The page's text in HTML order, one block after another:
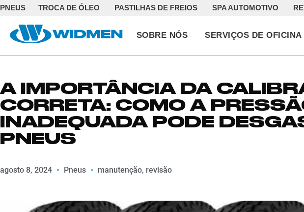
PNEUS TROCA DE ÓLEO PASTILHAS DE FREIOS SPA AUTOMOTIVO
SOBRE NÓS SERVIÇOS DE OFICINA
A IMPORTÂNCIA DA
CORRETA: COMO A
INADEQUADA PODE
PNEUS
agosto 8, 2024 Pneus manutenção, revisão